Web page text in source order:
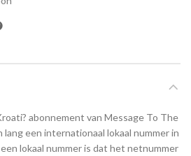
abonnement van Message To The
een internationaal lokaal nummer in
lokaal nummer is dat het netnummer